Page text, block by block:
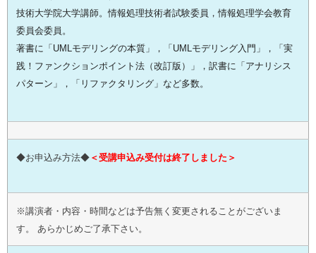
技術大学院大学講師。情報処理技術者試験委員，情報処理学会教育
委員会委員。
著書に「UMLモデリングの本質」，「UMLモデリング入門」，「実
践！ファンクションポイント法（改訂版）」，訳書に「アナリシス
パターン」，「リファクタリング」など多数。
◆お申込み方法◆ ＜受講申込み受付は終了しました＞
※講演者・内容・時間などは予告無く変更されることがございま
す。 あらかじめご了承下さい。